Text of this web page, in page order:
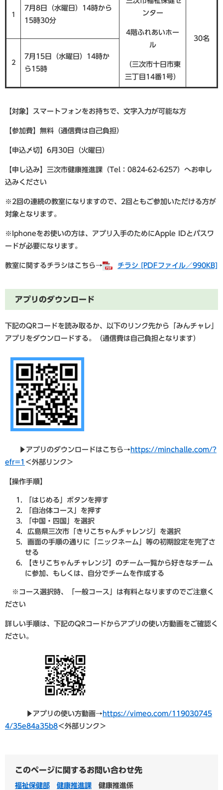
1
7月8日（水曜日）14時から
15時30分
ンター
4階ふれあいホー
ル
（三次市十日市東
三丁目14番1号）
30名
2
7月15日（水曜日）14時か
ら15時
【対象】スマートフォンをお持ちで、文字入力が可能な方
【参加費】無料（通信費は自己負担）
【申込〆切】6月30日（火曜日）
【申し込み】三次市健康推進課（Tel：0824-62-6257）へお申し
込みください
※2回の連続の教室になりますので、2回ともご参加いただける方が
対象となります。
※Iphoneをお使いの方は、アプリ入手のためにApple IDとパスワ
ードが必要になります。
教室に関するチラシはこちら→ チラシ [PDFファイル／990KB]
アプリのダウンロード
下記のQRコードを読み取るか、以下のリンク先から「みんチャレ」
アプリをダウンロードする。（通信費は自己負担となります）
▶アプリのダウンロードはこちら→https://minchalle.com/?
efr=1 ＜外部リンク＞
【操作手順】
「はじめる」ボタンを押す
「自治体コース」を押す
「中国・四国」を選択
広島県三次市「きりこちゃんチャレンジ」を選択
画面の手順の通りに「ニックネーム」等の初期設定を完了さ
せる
【きりこちゃんチャレンジ】のチーム一覧から好きなチーム
に参加、もしくは、自分でチームを作成する
※コース選択時、「一般コース」は有料となりますのでご注意く
ださい
詳しい手順は、下記のQRコードからアプリの使い方動画をご確認く
ださい。
▶アプリの使い方動画→https://vimeo.com/119030745
4/35e84a35b8＜外部リンク＞
このページに関するお問い合わせ先
福祉保健部 健康推進課
健康推進係